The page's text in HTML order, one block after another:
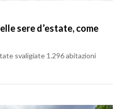
sere d’estate, come
svaligiate 1.296 abitazioni